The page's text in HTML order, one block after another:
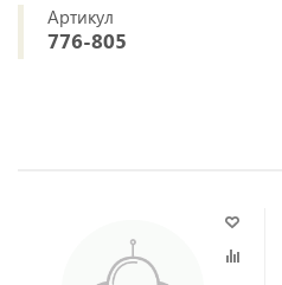
Артикул
776-805